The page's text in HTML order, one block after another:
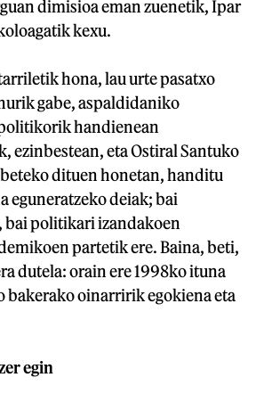
dimisioa eman zuenetik, Ipar
kexu.
hona, lau urte pasatxo
gabe, aspaldidaniko
handienean
ezinbestean, eta Ostiral Santuko
dituen honetan, handitu
eguneratzeko deiak; bai
politikari izandakoen
partetik ere. Baina, beti,
dutela: orain ere 1998ko ituna
bakerako oinarririk egokiena eta
egin